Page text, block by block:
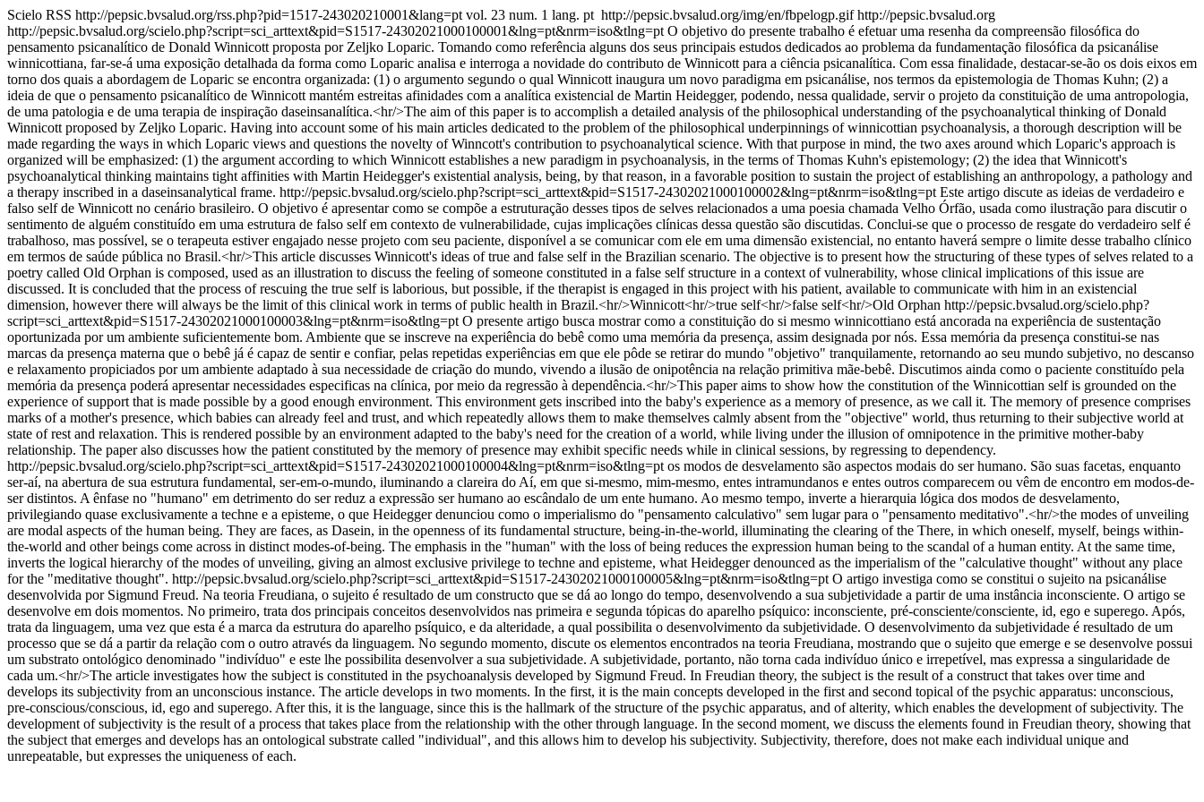
Scielo RSS http://pepsic.bvsalud.org/rss.php?pid=1517-243020210001&lang=pt vol. 23 num. 1 lang. pt http://pepsic.bvsalud.org/img/en/fbpelogp.gif http://pepsic.bvsalud.org
http://pepsic.bvsalud.org/scielo.php?script=sci_arttext&pid=S1517-24302021000100001&lng=pt&nrm=iso&tlng=pt O objetivo do presente trabalho é efetuar uma resenha da compreensão filosófica do
pensamento psicanalítico de Donald Winnicott proposta por Zeljko Loparic. Tomando como referência alguns dos seus principais estudos dedicados ao problema da fundamentação filosófica da psicanálise
winnicottiana, far-se-á uma exposição detalhada da forma como Loparic analisa e interroga a novidade do contributo de Winnicott para a ciência psicanalítica. Com essa finalidade, destacar-se-ão os dois eixos em
torno dos quais a abordagem de Loparic se encontra organizada: (1) o argumento segundo o qual Winnicott inaugura um novo paradigma em psicanálise, nos termos da epistemologia de Thomas Kuhn; (2) a
ideia de que o pensamento psicanalítico de Winnicott mantém estreitas afinidades com a analítica existencial de Martin Heidegger, podendo, nessa qualidade, servir o projeto da constituição de uma antropologia,
de uma patologia e de uma terapia de inspiração daseinsanalítica.<hr/>The aim of this paper is to accomplish a detailed analysis of the philosophical understanding of the psychoanalytical thinking of Donald
Winnicott proposed by Zeljko Loparic. Having into account some of his main articles dedicated to the problem of the philosophical underpinnings of winnicottian psychoanalysis, a thorough description will be
made regarding the ways in which Loparic views and questions the novelty of Winncott's contribution to psychoanalytical science. With that purpose in mind, the two axes around which Loparic's approach is
organized will be emphasized: (1) the argument according to which Winnicott establishes a new paradigm in psychoanalysis, in the terms of Thomas Kuhn's epistemology; (2) the idea that Winnicott's
psychoanalytical thinking maintains tight affinities with Martin Heidegger's existential analysis, being, by that reason, in a favorable position to sustain the project of establishing an anthropology, a pathology and
a therapy inscribed in a daseinsanalytical frame. http://pepsic.bvsalud.org/scielo.php?script=sci_arttext&pid=S1517-24302021000100002&lng=pt&nrm=iso&tlng=pt Este artigo discute as ideias de verdadeiro e
falso self de Winnicott no cenário brasileiro. O objetivo é apresentar como se compõe a estruturação desses tipos de selves relacionados a uma poesia chamada Velho Órfão, usada como ilustração para discutir o
sentimento de alguém constituído em uma estrutura de falso self em contexto de vulnerabilidade, cujas implicações clínicas dessa questão são discutidas. Conclui-se que o processo de resgate do verdadeiro self é
trabalhoso, mas possível, se o terapeuta estiver engajado nesse projeto com seu paciente, disponível a se comunicar com ele em uma dimensão existencial, no entanto haverá sempre o limite desse trabalho clínico
em termos de saúde pública no Brasil.<hr/>This article discusses Winnicott's ideas of true and false self in the Brazilian scenario. The objective is to present how the structuring of these types of selves related to a
poetry called Old Orphan is composed, used as an illustration to discuss the feeling of someone constituted in a false self structure in a context of vulnerability, whose clinical implications of this issue are
discussed. It is concluded that the process of rescuing the true self is laborious, but possible, if the therapist is engaged in this project with his patient, available to communicate with him in an existencial
dimension, however there will always be the limit of this clinical work in terms of public health in Brazil.<hr/>Winnicott<hr/>true self<hr/>false self<hr/>Old Orphan http://pepsic.bvsalud.org/scielo.php?
script=sci_arttext&pid=S1517-24302021000100003&lng=pt&nrm=iso&tlng=pt O presente artigo busca mostrar como a constituição do si mesmo winnicottiano está ancorada na experiência de sustentação
oportunizada por um ambiente suficientemente bom. Ambiente que se inscreve na experiência do bebê como uma memória da presença, assim designada por nós. Essa memória da presença constitui-se nas
marcas da presença materna que o bebê já é capaz de sentir e confiar, pelas repetidas experiências em que ele pôde se retirar do mundo "objetivo" tranquilamente, retornando ao seu mundo subjetivo, no descanso
e relaxamento propiciados por um ambiente adaptado à sua necessidade de criação do mundo, vivendo a ilusão de onipotência na relação primitiva mãe-bebê. Discutimos ainda como o paciente constituído pela
memória da presença poderá apresentar necessidades especificas na clínica, por meio da regressão à dependência.<hr/>This paper aims to show how the constitution of the Winnicottian self is grounded on the
experience of support that is made possible by a good enough environment. This environment gets inscribed into the baby's experience as a memory of presence, as we call it. The memory of presence comprises
marks of a mother's presence, which babies can already feel and trust, and which repeatedly allows them to make themselves calmly absent from the "objective" world, thus returning to their subjective world at
state of rest and relaxation. This is rendered possible by an environment adapted to the baby's need for the creation of a world, while living under the illusion of omnipotence in the primitive mother-baby
relationship. The paper also discusses how the patient constituted by the memory of presence may exhibit specific needs while in clinical sessions, by regressing to dependency.
http://pepsic.bvsalud.org/scielo.php?script=sci_arttext&pid=S1517-24302021000100004&lng=pt&nrm=iso&tlng=pt os modos de desvelamento são aspectos modais do ser humano. São suas facetas, enquanto
ser-aí, na abertura de sua estrutura fundamental, ser-em-o-mundo, iluminando a clareira do Aí, em que si-mesmo, mim-mesmo, entes intramundanos e entes outros comparecem ou vêm de encontro em modos-de-
ser distintos. A ênfase no "humano" em detrimento do ser reduz a expressão ser humano ao escândalo de um ente humano. Ao mesmo tempo, inverte a hierarquia lógica dos modos de desvelamento,
privilegiando quase exclusivamente a techne e a episteme, o que Heidegger denunciou como o imperialismo do "pensamento calculativo" sem lugar para o "pensamento meditativo".<hr/>the modes of unveiling
are modal aspects of the human being. They are faces, as Dasein, in the openness of its fundamental structure, being-in-the-world, illuminating the clearing of the There, in which oneself, myself, beings within-
the-world and other beings come across in distinct modes-of-being. The emphasis in the "human" with the loss of being reduces the expression human being to the scandal of a human entity. At the same time,
inverts the logical hierarchy of the modes of unveiling, giving an almost exclusive privilege to techne and episteme, what Heidegger denounced as the imperialism of the "calculative thought" without any place
for the "meditative thought". http://pepsic.bvsalud.org/scielo.php?script=sci_arttext&pid=S1517-24302021000100005&lng=pt&nrm=iso&tlng=pt O artigo investiga como se constitui o sujeito na psicanálise
desenvolvida por Sigmund Freud. Na teoria Freudiana, o sujeito é resultado de um constructo que se dá ao longo do tempo, desenvolvendo a sua subjetividade a partir de uma instância inconsciente. O artigo se
desenvolve em dois momentos. No primeiro, trata dos principais conceitos desenvolvidos nas primeira e segunda tópicas do aparelho psíquico: inconsciente, pré-consciente/consciente, id, ego e superego. Após,
trata da linguagem, uma vez que esta é a marca da estrutura do aparelho psíquico, e da alteridade, a qual possibilita o desenvolvimento da subjetividade. O desenvolvimento da subjetividade é resultado de um
processo que se dá a partir da relação com o outro através da linguagem. No segundo momento, discute os elementos encontrados na teoria Freudiana, mostrando que o sujeito que emerge e se desenvolve possui
um substrato ontológico denominado "indivíduo" e este lhe possibilita desenvolver a sua subjetividade. A subjetividade, portanto, não torna cada indivíduo único e irrepetível, mas expressa a singularidade de
cada um.<hr/>The article investigates how the subject is constituted in the psychoanalysis developed by Sigmund Freud. In Freudian theory, the subject is the result of a construct that takes over time and
develops its subjectivity from an unconscious instance. The article develops in two moments. In the first, it is the main concepts developed in the first and second topical of the psychic apparatus: unconscious,
pre-conscious/conscious, id, ego and superego. After this, it is the language, since this is the hallmark of the structure of the psychic apparatus, and of alterity, which enables the development of subjectivity. The
development of subjectivity is the result of a process that takes place from the relationship with the other through language. In the second moment, we discuss the elements found in Freudian theory, showing that
the subject that emerges and develops has an ontological substrate called "individual", and this allows him to develop his subjectivity. Subjectivity, therefore, does not make each individual unique and
unrepeatable, but expresses the uniqueness of each.